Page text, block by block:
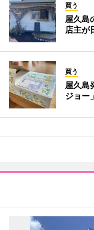
買う
屋久島
店主が
買う
屋久島
ジョー